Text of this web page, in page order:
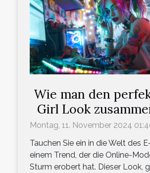
Wie man den
Girl Look
Montag, 11. November 2024
Tauchen Sie ein in die Welt des
einem Trend, der die Online-
Sturm erobert hat. Dieser Look,